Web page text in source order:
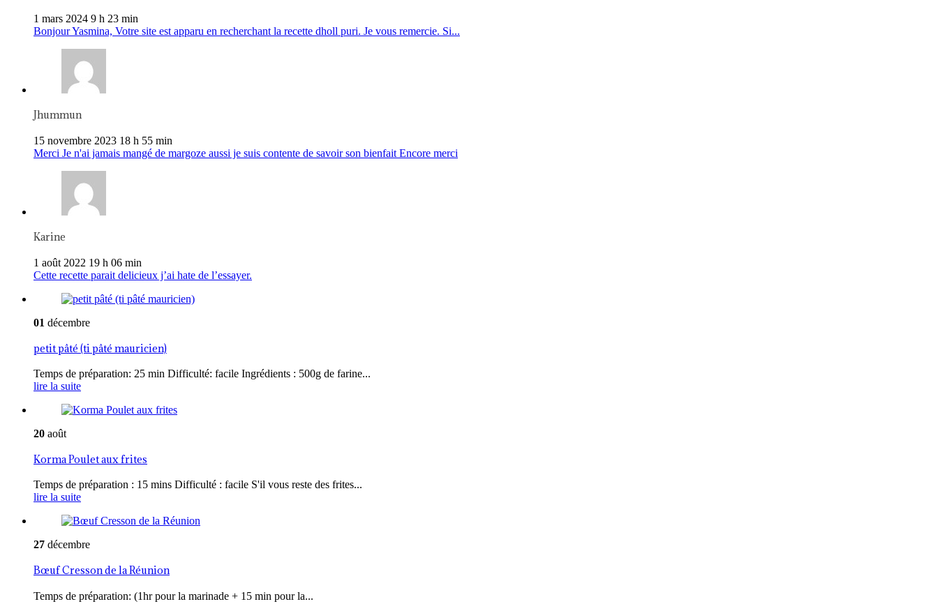
1 mars 2024 9 h 23 min
Bonjour Yasmina, Votre site est apparu en recherchant la recette dholl puri. Je vous remercie. Si...
Jhummun
15 novembre 2023 18 h 55 min
Merci Je n'ai jamais mangé de margoze aussi je suis contente de savoir son bienfait Encore merci
Karine
1 août 2022 19 h 06 min
Cette recette parait delicieux j’ai hate de l’essayer.
01 décembre
petit pâté (ti pâté mauricien)
Temps de préparation: 25 min Difficulté: facile Ingrédients : 500g de farine...
lire la suite
20 août
Korma Poulet aux frites
Temps de préparation : 15 mins Difficulté : facile S'il vous reste des frites...
lire la suite
27 décembre
Bœuf Cresson de la Réunion
Temps de préparation: (1hr pour la marinade + 15 min pour la...